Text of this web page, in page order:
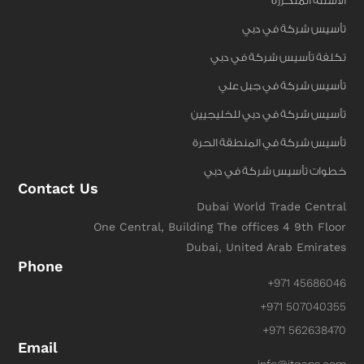
تأسيس شركة في دبي
تكلفة تأسيس شركة في دبي
تأسيس شركة في جبل علي
تأسيس شركة في دبي للخليجيين
تأسيس شركة في المنطقة الحرة
خطوات تأسيس شركة في دبي
Contact Us
Dubai World Trade Central
One Central, Building The offices 4 9th Floor
Dubai, United Arab Emirates
Phone
+971 45686046
+971 507040355
+971 562638470
Email